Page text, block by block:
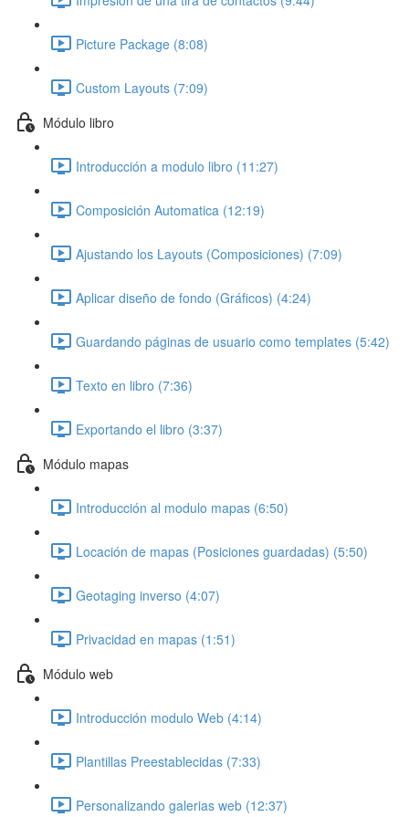
Picture Package (8:08)
Custom Layouts (7:09)
Módulo libro
Introducción a modulo libro (11:27)
Composición Automatica (12:19)
Ajustando los Layouts (Composiciones) (7:09)
Aplicar diseño de fondo (Gráficos) (4:24)
Guardando páginas de usuario como templates (5:42)
Texto en libro (7:36)
Exportando el libro (3:37)
Módulo mapas
Introducción al modulo mapas (6:50)
Locación de mapas (Posiciones guardadas) (5:50)
Geotaging inverso (4:07)
Privacidad en mapas (1:51)
Módulo web
Introducción modulo Web (4:14)
Plantillas Preestablecidas (7:33)
Personalizando galerias web (12:37)